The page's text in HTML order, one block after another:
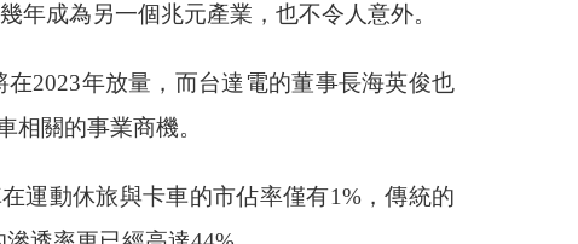
年成為另一個兆元產業，也不令人意外。
2023年放量，而台達電的董事長海英俊也
關的事業商機。
運動休旅與卡車的市佔率僅有1%，傳統的